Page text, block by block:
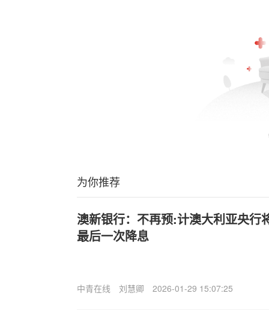
为你推荐
澳新银行：不再预:计澳大利亚央行
最后一次降息
中青在线 刘慧卿 2026-01-29 15:07:25